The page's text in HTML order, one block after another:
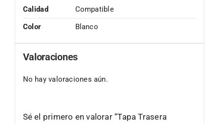
Calidad
Compatible
Color
Blanco
Valoraciones
No hay valoraciones aún.
Sé el primero en valorar “Tapa Trasera